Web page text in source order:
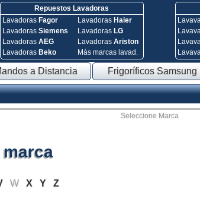
Repuestos Lavadoras
Lavadoras Fagor
Lavadoras Siemens
Lavadoras AEG
Lavadoras Beko
Lavadoras Haier
Lavadoras LG
Lavadoras Ariston
Más marcas lavad.
a Distancia Frigoríficos Samsung
Seleccione Marca
W X Y Z